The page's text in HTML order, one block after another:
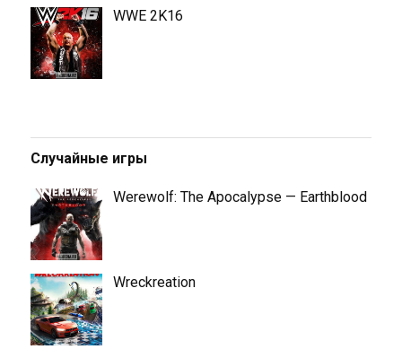
WWE 2K16
Случайные игры
Werewolf: The Apocalypse — Earthblood
Wreckreation